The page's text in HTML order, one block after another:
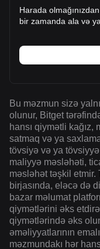
Harada
bir zamanda ala və
Bu məzmun sizə
olunur, Bitget
hansı qiymətli
satmaq və ya
tövsiyə və ya
maliyyə məsləhəti,
məsləhət təşkil
birjasında, eləcə də
bazar məlumat
qiymətlərini əks
qiymətlərində əks
əməliyyatlarının
məzmundakı hər